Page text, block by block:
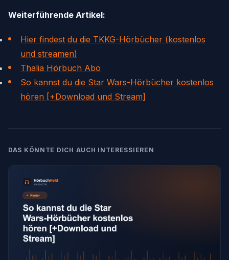
Weiterführende Artikel:
Hier findest du die TKKG-Hörbücher (kostenlos
und streamen)
Thalia Hörbuch Abo
So kannst du die Star Wars-Hörbücher kostenlos
hören [+Download und Stream]
DAS KÖNNTE DICH AUCH INTERESSIEREN